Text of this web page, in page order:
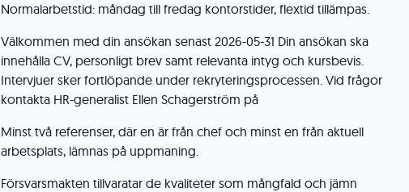
Normalarbetstid: måndag till fredag kontorstider, flextid tillämpas.
Välkommen med din ansökan senast 2026-05-31 Din ansökan ska
innehålla CV, personligt brev samt relevanta intyg och kursbevis.
Intervjuer sker fortlöpande under rekryteringsprocessen. Vid frågor
kontakta HR-generalist Ellen Schagerström på
Minst två referenser, där en är från chef och minst en från aktuell
arbetsplats, lämnas på uppmaning.
Försvarsmakten tillvaratar de kvaliteter som mångfald och jämn